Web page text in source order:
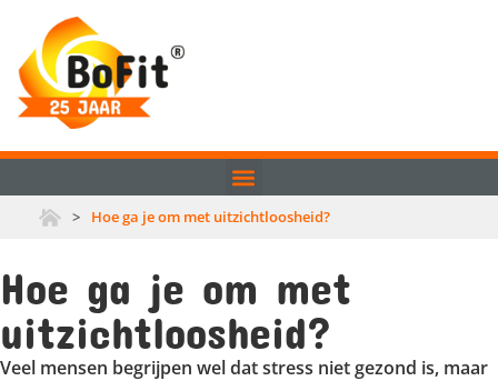
> Hoe ga je om met uitzichtloosheid?
Hoe ga je om met
uitzichtloosheid?
Veel mensen begrijpen wel dat stress niet gezond is, maar